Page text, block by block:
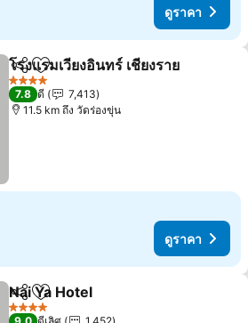
ดูราคา
แชร์ เพิ่มในรายการโปรด
โรงแรมเวียงอินทร์ เชียงราย
4 ดาว
7.8 ดี
7,413
11.5 km ถึง วัดร่องขุ่น
ดูราคา
แชร์ เพิ่มในรายการโปรด
Nai Ya Hotel
4 ดาว